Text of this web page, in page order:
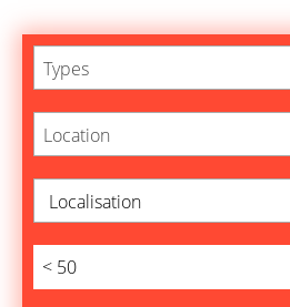
Types
Location
Localisation
< 50